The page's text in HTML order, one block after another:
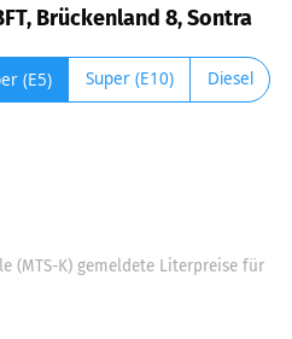
Brückenland 8, Sontra
(E5) Super (E10) Diesel
(MTS-K) gemeldete Literpreise für